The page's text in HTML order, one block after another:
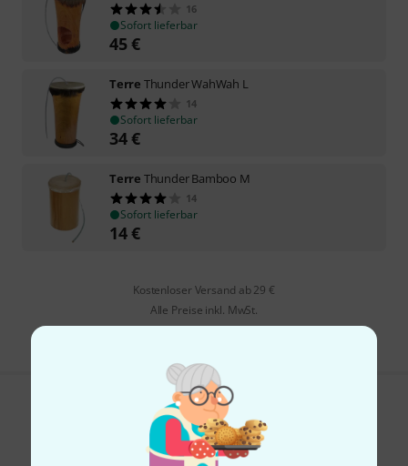
16
Sofort lieferbar
45€
Terre Thunder WahWah L
14
Sofort lieferbar
34€
Terre Thunder Bamboo M
14
Sofort lieferbar
14€
Kostenloser Versand ab 29 €
Alle Preise inkl. MwSt.
Gefällt Ihnen, was Sie sehen?
Teilen Hilfe & Feedback